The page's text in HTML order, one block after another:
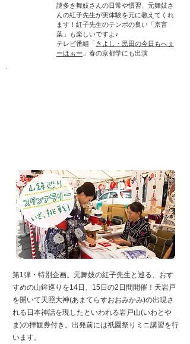
​謎多き舞妓さんの日常や慣習、元舞妓さ
んの紅子先生が実体験を元に教えてくれ
ます！ 紅子先生のテンポの良い「京言
葉」も楽しいですよ♪
テレビ番組「きよし・黒田の今日もへぇ
ーほぉー 」春の京都学にも出演
第1弾・特別企画。元舞妓の紅子先生と巡る、おす
すめの山鉾巡りを14日、15日の2日間開催！天岩戸
を開いて天照大神(あまてらすおおみかみ)の出現さ
れる日本神話を現したといわれる岩戸山(いわとや
ま)の拝観券付き。 出発前には祇園祭りミニ講習を行
います。